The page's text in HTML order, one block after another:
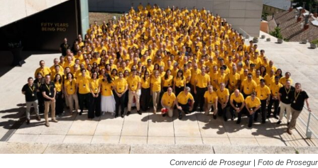
Convenció de Prosegur | Foto de Prosegur